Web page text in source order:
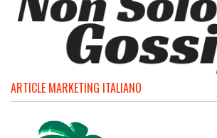
ARTICLE MARKETING ITALIANO